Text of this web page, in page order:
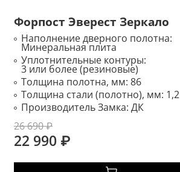
Форпост Эверест Зеркало
Наполнение дверного полотна:
Минеральная плита
Уплотнительные контуры:
3 или более (резиновые)
Толщина полотна, мм: 86
Толщина стали (полотно), мм: 1,2
Производитель Замка: ДК
26 690 ₽
22 990 ₽